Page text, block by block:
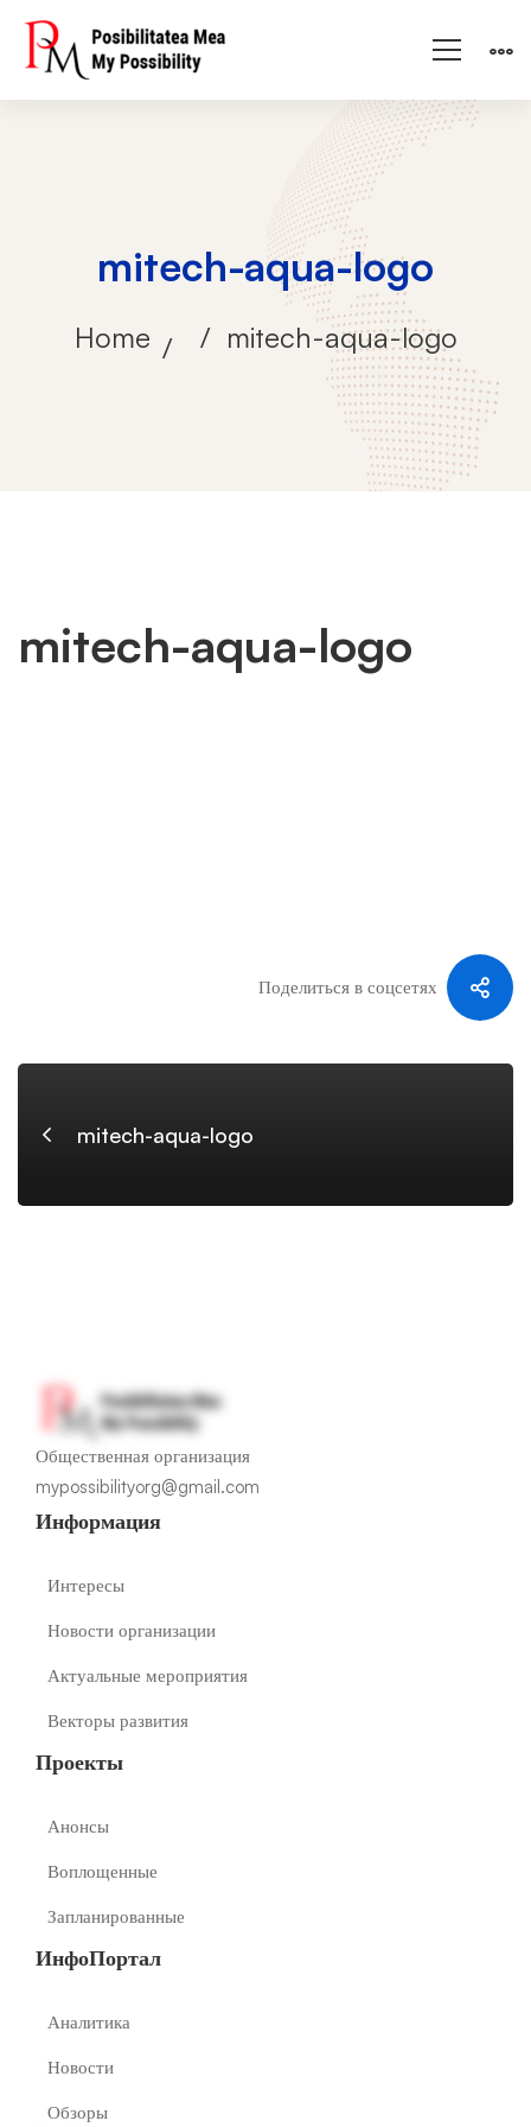
mitech-aqua-logo
Home mitech-aqua-logo
mitech-
mitech-aqua-logo
Поделиться в соцсетях
mitech-aqua-logo
Общественная организация
mypossibilityorg@gmail.com
Информация
Интересы
Новости организации
Актуальные мероприятия
Векторы развития
Проекты
Анонсы
Воплощенные
Запланированные
ИнфоПортал
Аналитика
Новости
Обзоры